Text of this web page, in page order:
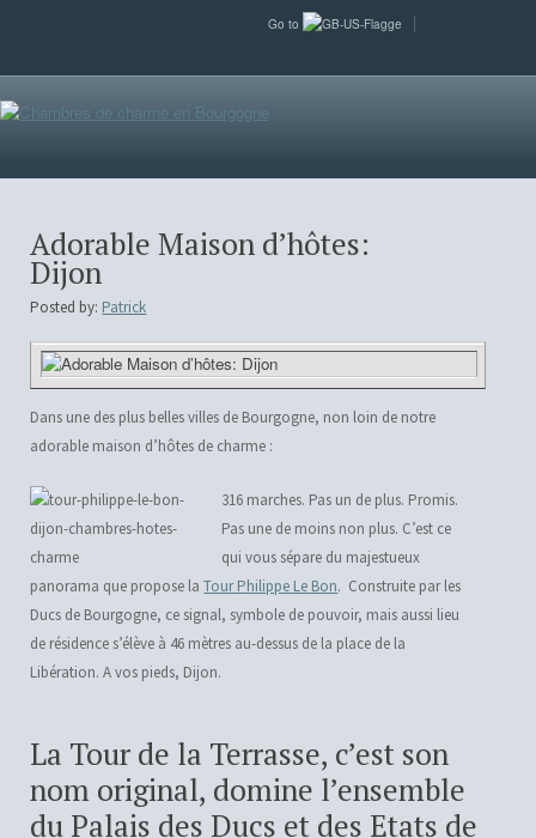
Go to
Adorable Maison d’hôtes:
Dijon
Posted by: Patrick
Dans une des plus belles villes de Bourgogne, non loin de notre
adorable maison d’hôtes de charme :
316 marches. Pas un de plus. Promis.
Pas une de moins non plus. C’est ce
qui vous sépare du majestueux
panorama que propose laTour Philippe Le Bon. Construite par les
Ducs de Bourgogne, ce signal, symbole de pouvoir, mais aussi lieu
de résidence s’élève à 46 mètres au-dessus de la place de la
Libération. A vos pieds, Dijon.
La Tour de la Terrasse, c’est son
nom original, domine l’ensemble
du Palais des Ducs et des Etats de